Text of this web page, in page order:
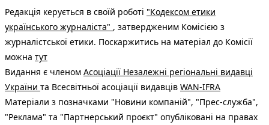
Редакція керується в своїй роботі "Кодексом етики
українського журналіста" , затвердженим Комісією з
журналістської етики. Поскаржитись на матеріал до Комісії
можна тут
Видання є членом Асоціації Незалежні регіональні видавці
України та Всесвітньої асоціації видавців WAN-IFRA
Матеріали з позначками "Новини компаній", "Прес-служба",
"Реклама" та "Партнерський проєкт" опубліковані на правах